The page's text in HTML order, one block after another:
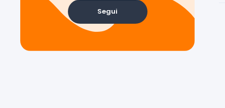
Segui